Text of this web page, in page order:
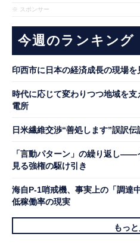
※ スポンサー
今週のランキング
印西市に日本の経済成長の現場を
時代に応じて変わりつつ地域を
電所
日米繊維交渉“善処します”誤訳
「言動パターン」の繰り返し――
見る強権の駆け引き
海自P-1哨戒機、事実上の「調達
低稼働率の現実
もっ